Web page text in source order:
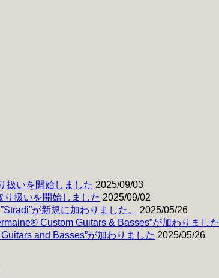
扱いを開始しました 2025/09/03
り扱いを開始しました 2025/09/02
が新規に加わりました。
2025/05/26
Custom Guitars & Basses”が加わりました
and Basses”が加わりました 2025/05/26